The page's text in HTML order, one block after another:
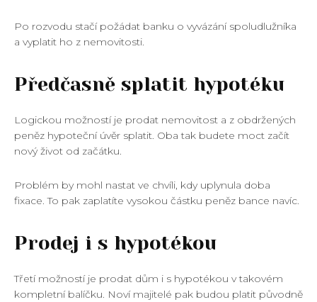
Po rozvodu stačí požádat banku o vyvázání spoludlužníka
a vyplatit ho z nemovitosti.
Předčasně splatit hypotéku
Logickou možností je prodat nemovitost a z obdržených
peněz hypoteční úvěr splatit. Oba tak budete moct začít
nový život od začátku.
Problém by mohl nastat ve chvíli, kdy uplynula doba
fixace. To pak zaplatíte vysokou částku peněz bance navíc.
Prodej i s hypotékou
Třetí možností je prodat dům i s hypotékou v takovém
kompletní balíčku. Noví majitelé pak budou platit původně